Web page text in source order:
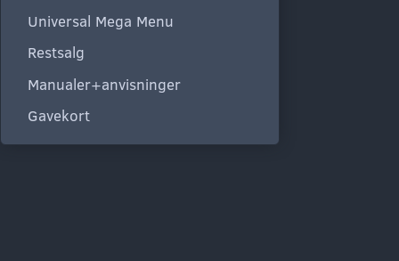
Universal Mega Menu
Restsalg
Manualer+anvisninger
Gavekort